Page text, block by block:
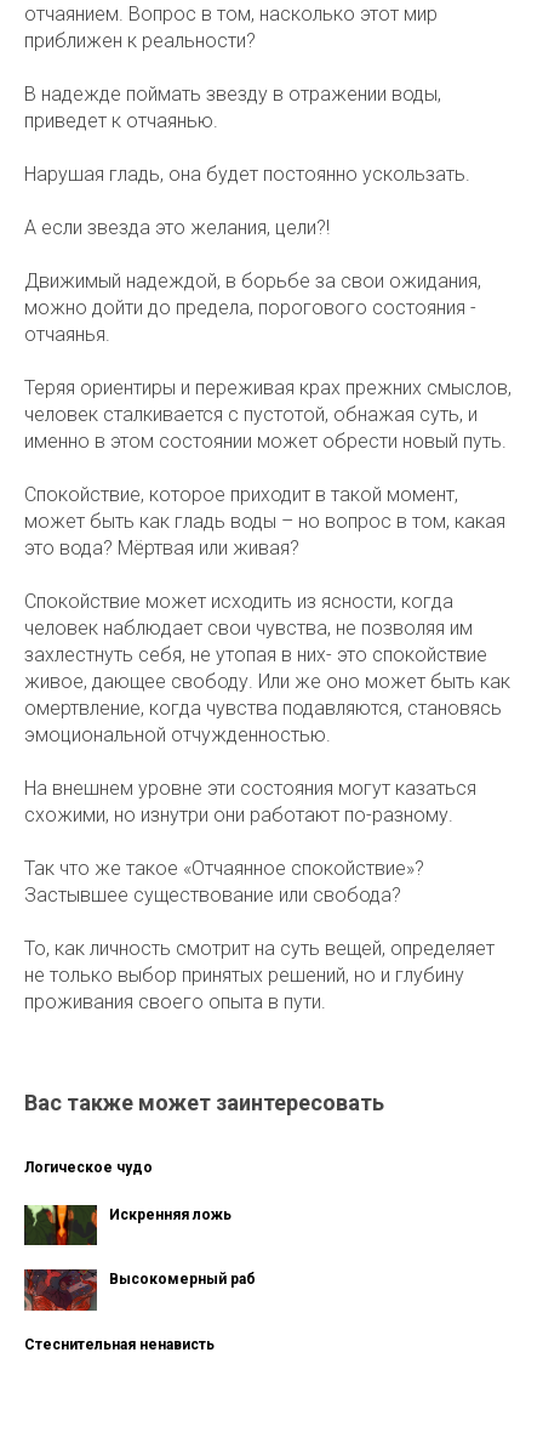
отчаянием. Вопрос в том, насколько этот мир
приближен к реальности?
В надежде поймать звезду в отражении воды,
приведет к отчаянью.
Нарушая гладь, она будет постоянно ускользать.
А если звезда это желания, цели?!
Движимый надеждой, в борьбе за свои ожидания,
можно дойти до предела, порогового состояния -
отчаянья.
Теряя ориентиры и переживая крах прежних смыслов,
человек сталкивается с пустотой, обнажая суть, и
именно в этом состоянии может обрести новый путь.
Спокойствие, которое приходит в такой момент,
может быть как гладь воды – но вопрос в том, какая
это вода? Мёртвая или живая?
Спокойствие может исходить из ясности, когда
человек наблюдает свои чувства, не позволяя им
захлестнуть себя, не утопая в них- это спокойствие
живое, дающее свободу. Или же оно может быть как
омертвление, когда чувства подавляются, становясь
эмоциональной отчужденностью.
На внешнем уровне эти состояния могут казаться
схожими, но изнутри они работают по-разному.
Так что же такое «Отчаянное спокойствие»?
Застывшее существование или свобода?
То, как личность смотрит на суть вещей, определяет
не только выбор принятых решений, но и глубину
проживания своего опыта в пути.
Вас также может заинтересовать
Логическое чудо
Искренняя ложь
Высокомерный раб
Стеснительная ненависть